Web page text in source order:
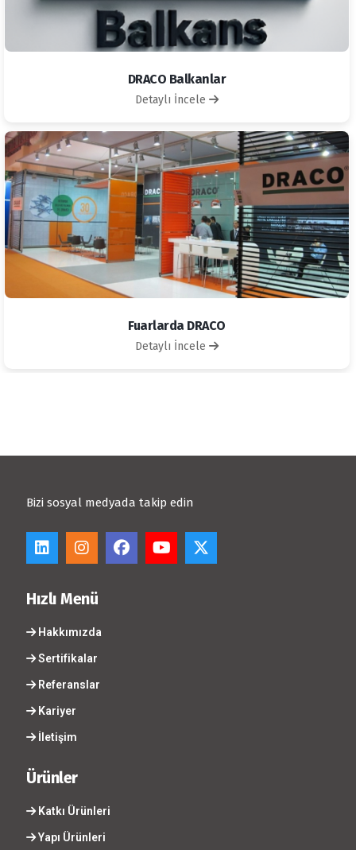
DRACO Balkanlar
Detaylı İncele
Fuarlarda DRACO
Detaylı İncele
Bizi sosyal medyada takip edin
Hızlı Menü
Hakkımızda
Sertifikalar
Referanslar
Kariyer
İletişim
Ürünler
Katkı Ürünleri
Yapı Ürünleri